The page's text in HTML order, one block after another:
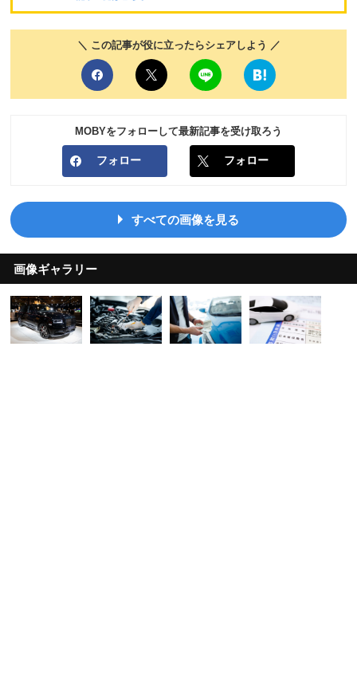
＼ この記事が役に立ったらシェアしよう ／
MOBYをフォローして最新記事を受け取ろう
フォロー フォロー
すべての画像を見る
画像ギャラリー